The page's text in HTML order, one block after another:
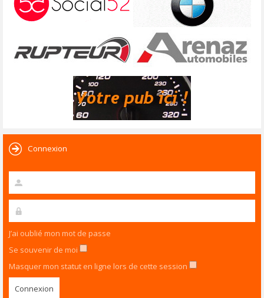
Connexion
J’ai oublié mon mot de passe
Se souvenir de moi
Masquer mon statut en ligne lors de cette session